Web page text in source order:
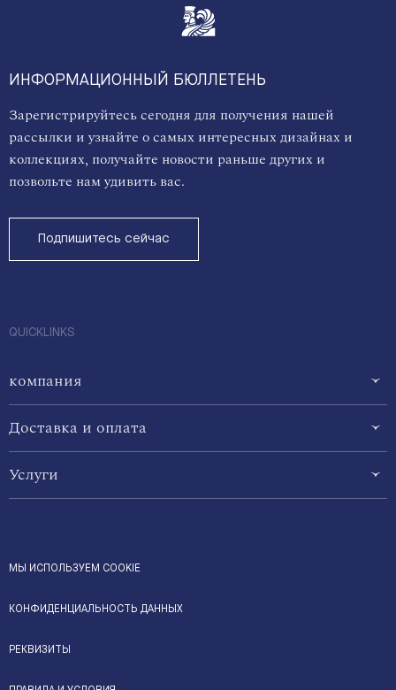
ИНФОРМАЦИОННЫЙ БЮЛЛЕТЕНЬ
Зарегистрируйтесь сегодня для получения нашей
рассылки и узнайте о самых интересных дизайнах и
коллекциях, получайте новости раньше других и
позвольте нам удивить вас.
Подпишитесь сейчас
QUICKLINKS
компания
Доставка и оплата
Услуги
МЫ ИСПОЛЬЗУЕМ COOKIE
КОНФИДЕНЦИАЛЬНОСТЬ ДАННЫХ
РЕКВИЗИТЫ